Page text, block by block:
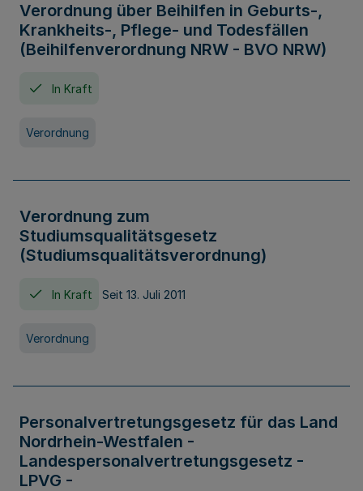
Verordnung über Beihilfen in Geburts-,
Krankheits-, Pflege- und Todesfällen
(Beihilfenverordnung NRW - BVO NRW)
In Kraft
Verordnung
Verordnung zum
Studiumsqualitätsgesetz
(Studiumsqualitätsverordnung)
In Kraft Seit 13. Juli 2011
Verordnung
Personalvertretungsgesetz für das Land
Nordrhein-Westfalen -
Landespersonalvertretungsgesetz -
LPVG -